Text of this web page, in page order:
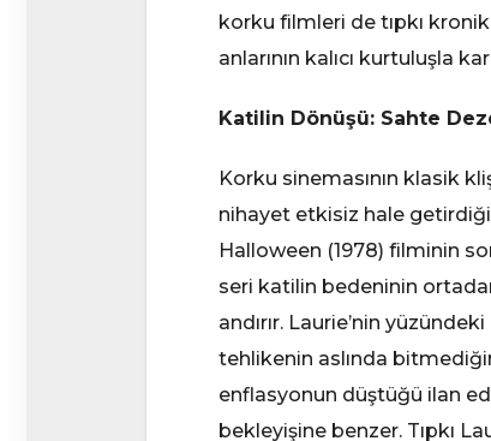
korku filmleri de tıpkı
anlarının kalıcı kurtuluşla
Katilin Dönüşü: Sahte
Korku sinemasının klasik
nihayet etkisiz hale
Halloween (1978) filminin
seri katilin bedeninin
andırır. Laurie’nin
tehlikenin aslında
enflasyonun düştüğü ilan
bekleyişine benzer. Tıpkı